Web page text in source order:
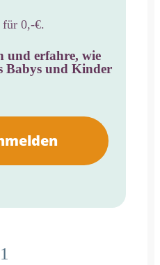
für 0,-€.
und erfahre, wie
Babys und Kinder
1